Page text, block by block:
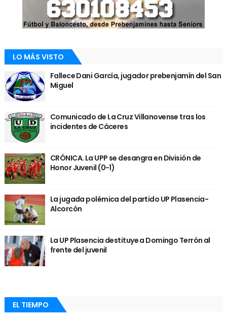
LO MÁS VISTO
Fallece Dani García, jugador prebenjamín del San
Miguel
Comunicado de La Cruz Villanovense tras los
incidentes de Cáceres
CRÓNICA. La UPP se desangra en División de
Honor Juvenil (0-1)
La jugada polémica del partido UP Plasencia-
Alcorcón
La UP Plasencia destituye a Domingo Terrón al
frente del juvenil
EL TIEMPO